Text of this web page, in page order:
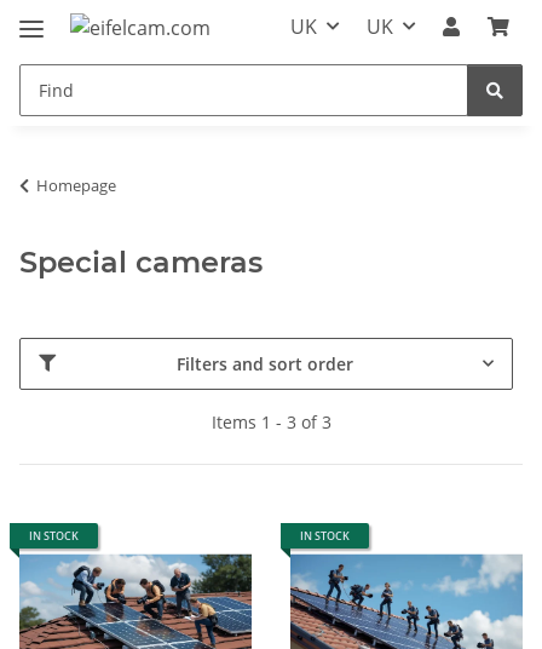
UK UK
Homepage
Special cameras
Filters and sort order
Items 1 - 3 of 3
IN STOCK IN STOCK